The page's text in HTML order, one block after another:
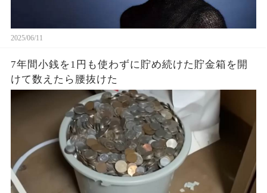
2025/06/11
7年間小銭を1円も使わずに貯め続けた貯金箱を開
けて数えたら腰抜けた